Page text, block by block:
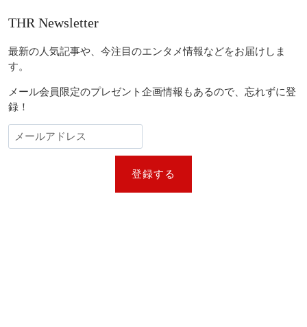
THR Newsletter
最新の人気記事や、今注目のエンタメ情報などをお届けしま
す。
メール会員限定のプレゼント企画情報もあるので、忘れずに登
録！
登録する